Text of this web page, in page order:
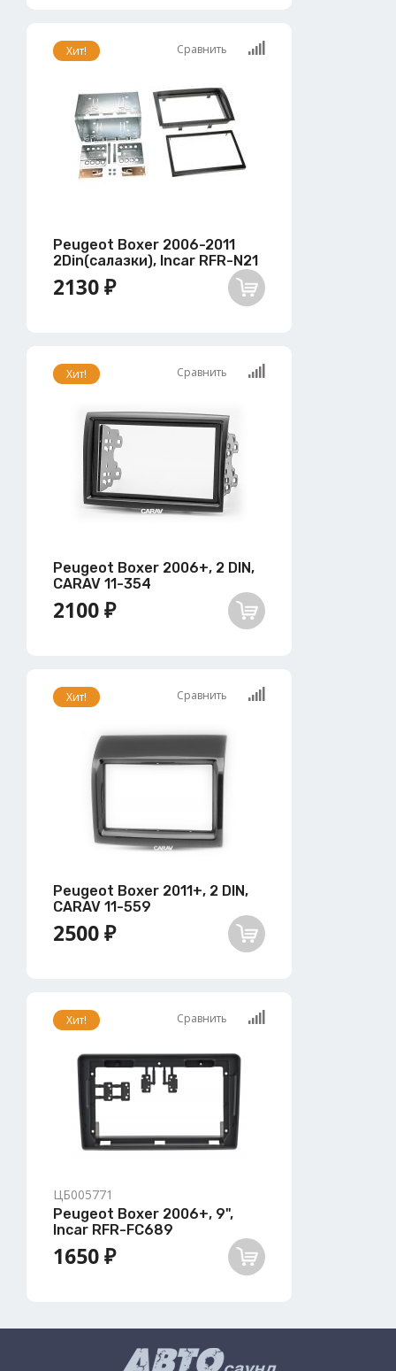
Хит! Сравнить
Peugeot Boxer 2006-2011
2Din(салазки), Incar RFR-N21
2130 ₽
Хит! Сравнить
Peugeot Boxer 2006+, 2 DIN,
CARAV 11-354
2100 ₽
Хит! Сравнить
Peugeot Boxer 2011+, 2 DIN,
CARAV 11-559
2500 ₽
Хит! Сравнить
ЦБ005771
Peugeot Boxer 2006+, 9",
Incar RFR-FC689
1650 ₽